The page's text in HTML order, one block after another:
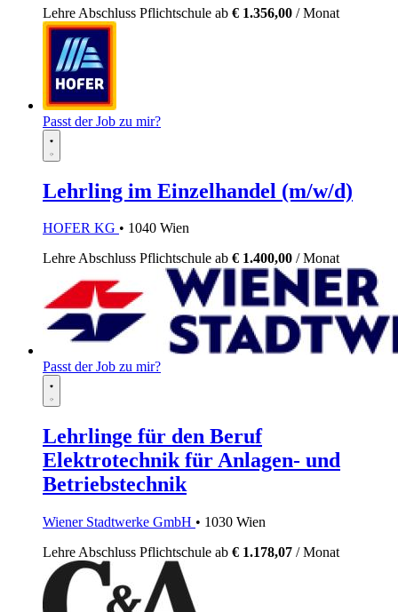
Lehre Abschluss Pflichtschule ab € 1.356,00 / Monat
Passt der Job zu mir?
Lehrling im Einzelhandel (m/w/d)
HOFER KG • 1040 Wien
LehreAbschluss Pflichtschule ab € 1.400,00 / Monat
Passt der Job zu mir?
Lehrlinge für den Beruf
Elektrotechnik für Anlagen- und
Betriebstechnik
Wiener Stadtwerke GmbH • 1030 Wien
Lehre Abschluss Pflichtschule ab € 1.178,07 / Monat